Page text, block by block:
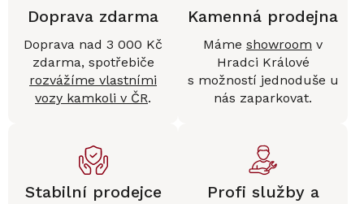
Doprava zdarma
Doprava nad 3 000 Kč
zdarma, spotřebiče
rozvážíme vlastními
vozy kamkoli v ČR.
Kamenná prodejna
Máme showroom v
Hradci Králové
s možností jednoduše u
nás zaparkovat.
Stabilní prodejce
Profi služby a